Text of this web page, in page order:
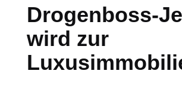
Drogenboss-
wird zur